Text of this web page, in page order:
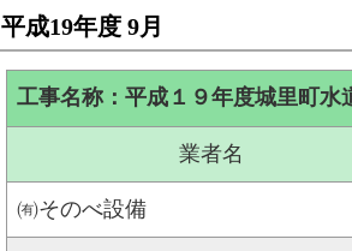
平成19年度 9月
工事名称：平成１９年度城里町
業者名
㈲そのべ設備